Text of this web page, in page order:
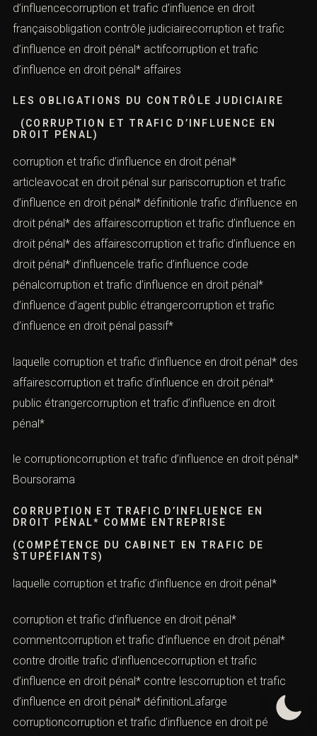
d’influencecorruption et trafic d’influence en droit
françaisobligation contrôle judiciairecorruption et trafic
d’influence en droit pénal* actifcorruption et trafic
d’influence en droit pénal* affaires
LES OBLIGATIONS DU CONTRÔLE JUDICIAIRE
(CORRUPTION ET TRAFIC D’INFLUENCE EN
DROIT PÉNAL)
corruption et trafic d’influence en droit pénal*
articleavocat en droit pénal sur pariscorruption et trafic
d’influence en droit pénal* définitionle trafic d’influence en
droit pénal* des affairescorruption et trafic d’influence en
droit pénal* des affairescorruption et trafic d’influence en
droit pénal* d’influencele trafic d’influence code
pénalcorruption et trafic d’influence en droit pénal*
d’influence d’agent public étrangercorruption et trafic
d’influence en droit pénal passif*
laquelle corruption et trafic d’influence en droit pénal* des
affairescorruption et trafic d’influence en droit pénal*
public étrangercorruption et trafic d’influence en droit
pénal*
le corruptioncorruption et trafic d’influence en droit pénal*
Boursorama
CORRUPTION ET TRAFIC D’INFLUENCE EN
DROIT PÉNAL* COMME ENTREPRISE
(COMPÉTENCE DU CABINET EN TRAFIC DE
STUPÉFIANTS)
laquelle corruption et trafic d’influence en droit pénal*
corruption et trafic d’influence en droit pénal*
commentcorruption et trafic d’influence en droit pénal*
contre droitle trafic d’influencecorruption et trafic
d’influence en droit pénal* contre lescorruption et trafic
d’influence en droit pénal* définitionLafarge
corruptioncorruption et trafic d’influence en droit pénal*